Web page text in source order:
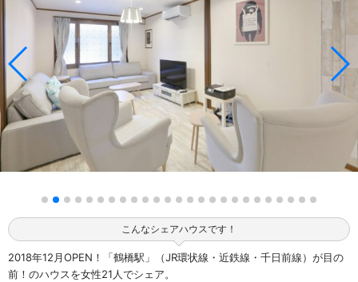
こんなシェアハウスです！
2018年12月OPEN！「鶴橋駅」（JR環状線・近鉄線・千日前線）が目の
前！のハウスを女性21人でシェア。